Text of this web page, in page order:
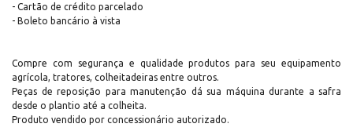
- Cartão de crédito parcelado
- Boleto bancário à vista
Compre com segurança e qualidade produtos para seu equipamento
agrícola, tratores, colheitadeiras entre outros.
Peças de reposição para manutenção dá sua máquina durante a safra
desde o plantio até a colheita.
Produto vendido por concessionário autorizado.